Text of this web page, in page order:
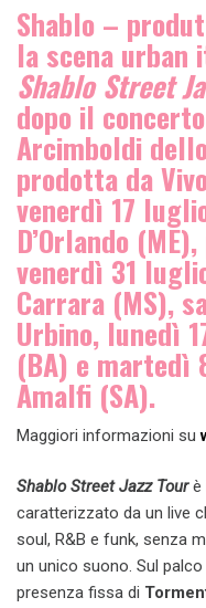
Shablo –
la scena urban
Shablo Street
dopo il
Arcimboldi
prodotta da
venerdì 17
D’Orlando
venerdì 31
Carrara (MS),
Urbino, lunedì
(BA) e martedì
Amalfi (SA).
Maggiori informazioni su
Shablo Street Jazz Tourè
caratterizzato da un live
soul, R&B e funk, senza
un unico suono. Sul
presenza fissa di